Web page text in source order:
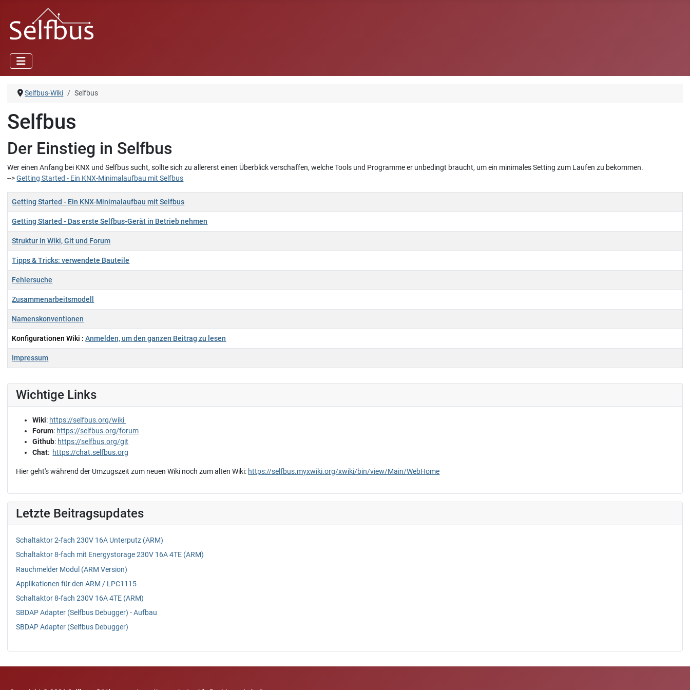
Selfbus-Wiki Selfbus
Selfbus
Der Einstieg in Selfbus
Wer einen Anfang bei KNX und Selfbus sucht, sollte sich zu allererst einen Überblick verschaffen, welche Tools und Programme er unbedingt braucht, um ein minimales Setting zum Laufen zu bekommen.
-->Getting Started - Ein KNX-Minimalaufbau mit Selfbus
Titel
Getting Started - Ein KNX-Minimalaufbau mit Selfbus
Getting Started - Das erste Selfbus-Gerät in Betrieb nehmen
Struktur in Wiki, Git und Forum
Tipps & Tricks: verwendete Bauteile
Fehlersuche
Zusammenarbeitsmodell
Namenskonventionen
Konfigurationen Wiki :Anmelden, um den ganzen Beitrag zu lesen
Impressum
Wichtige Links
Wiki: https://selfbus.org/wiki
Forum: https://selfbus.org/forum
Github: https://selfbus.org/git
Chat: https://chat.selfbus.org
Hier geht's während der Umzugszeit zum neuen Wiki noch zum alten Wiki: https://selfbus.myxwiki.org/xwiki/bin/view/Main/WebHome
Letzte Beitragsupdates
Schaltaktor 2-fach 230V 16A Unterputz (ARM)
Schaltaktor 8-fach mit Energystorage 230V 16A 4TE (ARM)
Rauchmelder Modul (ARM Version)
Applikationen für den ARM / LPC1115
Schaltaktor 8-fach 230V 16A 4TE (ARM)
SBDAP Adapter (Selfbus Debugger) - Aufbau
SBDAP Adapter (Selfbus Debugger)